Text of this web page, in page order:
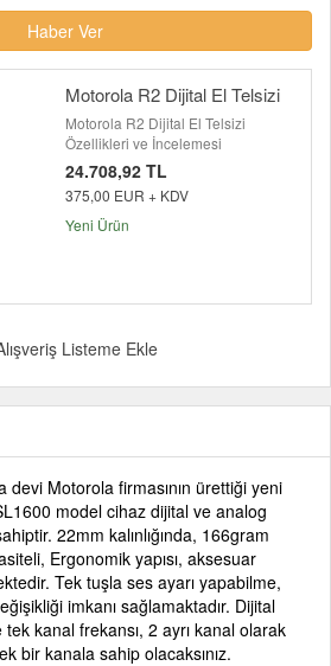
Haber Ver
Motorola R2 Dijital El Telsizi
Motorola R2 Dijital El Telsizi
Özellikleri ve İncelemesi
24.708,92 TL
375,00 EUR + KDV
Yeni Ürün
Listeme Ekle
devi Motorola firmasının ürettiği yeni
model cihaz dijital ve analog
22mm kalınlığında, 166gram
Ergonomik yapısı, aksesuar
Tek tuşla ses ayarı yapabilme,
imkanı sağlamaktadır. Dijital
kanal frekansı, 2 ayrı kanal olarak
bir kanala sahip olacaksınız.